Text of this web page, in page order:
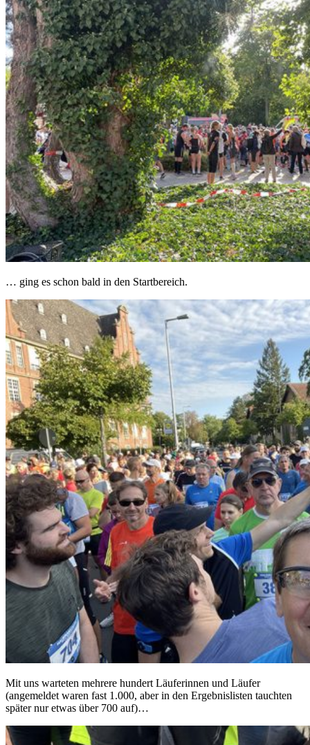
… ging es schon bald in den Startbereich.
Mit uns warteten mehrere hundert Läuferinnen und Läufer
(angemeldet waren fast 1.000, aber in den Ergebnislisten tauchten
später nur etwas über 700 auf)…